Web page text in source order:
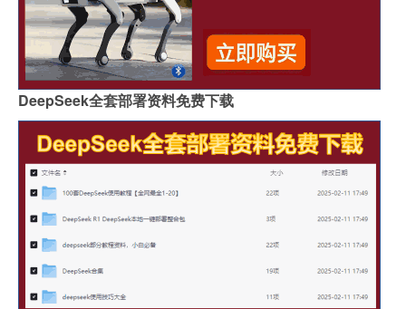
DeepSeek全套部署资料免费下载